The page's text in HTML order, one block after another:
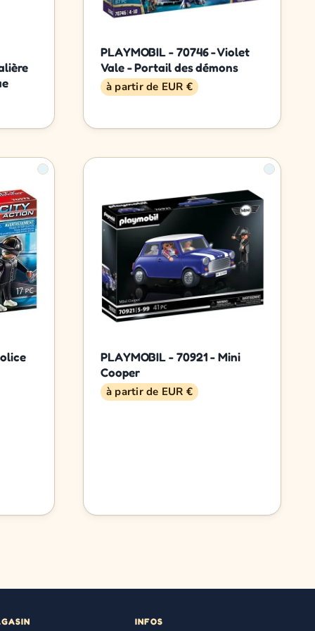
PLAYMOBIL - 70746 - Violet
Vale - Portail des démons
à partir de EUR €
PLAYMOBIL - 70921 - Mini
Cooper
à partir de EUR €
INFOS